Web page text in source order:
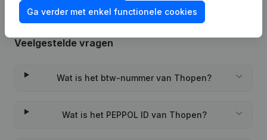
Veelgestelde vragen
Wat is het btw-nummer van Thopen?
Wat is het PEPPOL ID van Thopen?
Ga verder met enkel functionele cookies